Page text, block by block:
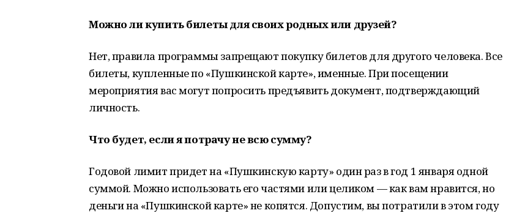
Можно ли купить билеты для своих родных или друзей?
Нет, правила программы запрещают покупку билетов для другого человека. Все
билеты, купленные по «Пушкинской карте», именные. При посещении
мероприятия вас могут попросить предъявить документ, подтверждающий
личность.
Что будет, если я потрачу не всю сумму?
Годовой лимит придет на «Пушкинскую карту» один раз в год 1 января одной
суммой. Можно использовать его частями или целиком — как вам нравится, но
деньги на «Пушкинской карте» не копятся. Допустим, вы потратили в этом году